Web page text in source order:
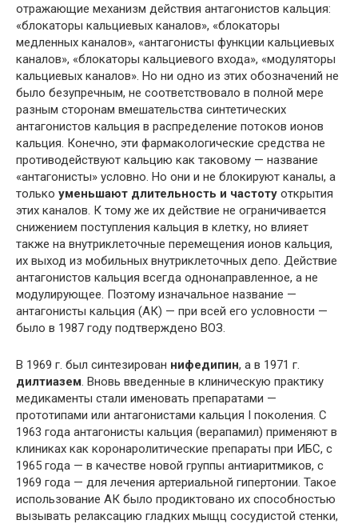
отражающие механизм действия антагонистов кальция:
«блокаторы кальциевых каналов», «блокаторы
медленных каналов», «антагонисты функции кальциевых
каналов», «блокаторы кальциевого входа», «модуляторы
кальциевых каналов». Но ни одно из этих обозначений не
было безупречным, не соответствовало в полной мере
разным сторонам вмешательства синтетических
антагонистов кальция в распределение потоков ионов
кальция. Конечно, эти фармакологические средства не
противодействуют кальцию как таковому — название
«антагонисты» условно. Но они и не блокируют каналы, а
только уменьшают длительность и частоту открытия
этих каналов. К тому же их действие не ограничивается
снижением поступления кальция в клетку, но влияет
также на внутриклеточные перемещения ионов кальция,
их выход из мобильных внутриклеточных депо. Действие
антагонистов кальция всегда однонаправленное, а не
модулирующее. Поэтому изначальное название —
антагонисты кальция (АК) — при всей его условности —
было в 1987 году подтверждено ВОЗ.
В 1969 г. был синтезирован нифедипин, а в 1971 г.
дилтиазем. Вновь введенные в клиническую практику
медикаменты стали именовать препаратами —
прототипами или антагонистами кальция I поколения. С
1963 года антагонисты кальция (верапамил) применяют в
клиниках как коронаролитические препараты при ИБС, с
1965 года — в качестве новой группы антиаритмиков, с
1969 года — для лечения артериальной гипертонии. Такое
использование АК было продиктовано их способностью
вызывать релаксацию гладких мыщц сосудистой стенки,